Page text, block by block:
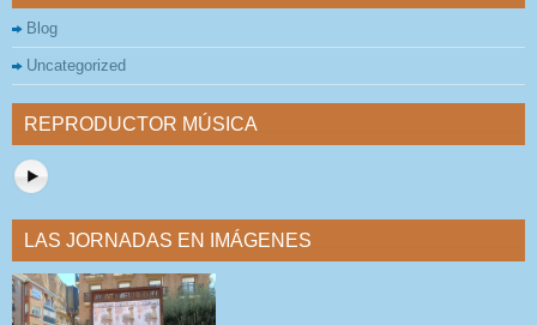
Blog
Uncategorized
REPRODUCTOR MÚSICA
LAS JORNADAS EN IMÁGENES